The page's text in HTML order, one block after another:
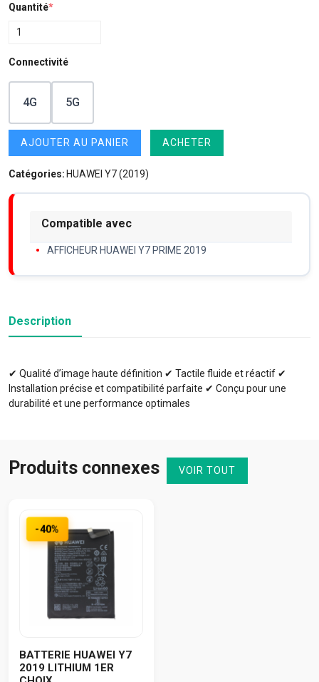
Quantité*
Connectivité
4G 5G
AJOUTER AU PANIER ACHETER
Catégories: HUAWEI Y7 (2019)
Compatible avec
AFFICHEUR HUAWEI Y7 PRIME 2019
Description
✔ Qualité d’image haute définition ✔ Tactile fluide et réactif ✔
Installation précise et compatibilité parfaite ✔ Conçu pour une
durabilité et une performance optimales
Produits connexes VOIR TOUT
-40%
BATTERIE HUAWEI Y7
2019 LITHIUM 1ER